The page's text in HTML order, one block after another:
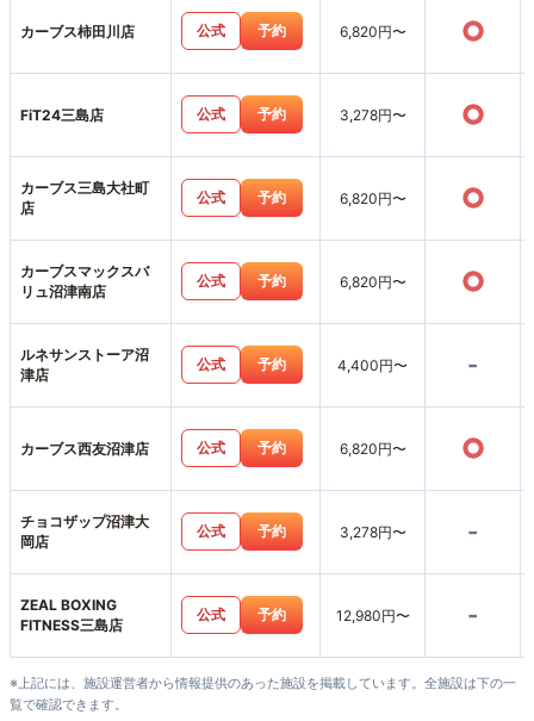
カーブス柿田川店 公式 予約 6,820円〜 ○
FiT24三島店 公式 予約 3,278円〜 ○
カーブス三島大社町
店
公式 予約 6,820円〜 ○
カーブスマックスバ
リュ沼津南店
公式 予約 6,820円〜 ○
ルネサンストーア沼
津店
公式 予約 4,400円〜 -
カーブス西友沼津店 公式 予約 6,820円〜 ○
チョコザップ沼津大
岡店
公式 予約 3,278円〜 -
ZEAL BOXING
FITNESS三島店
公式 予約 12,980円〜 -
※上記には、施設運営者から情報提供のあった施設を掲載しています。全施設は下の一
覧で確認できます。